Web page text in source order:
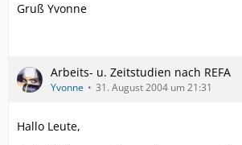
Gruß Yvonne
Arbeits- u. Zeitstudien nach REFA
Yvonne 31. August 2004 um 21:31
Hallo Leute,